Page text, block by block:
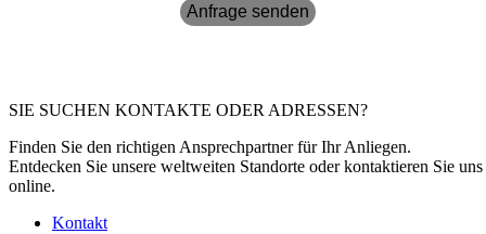
Anfrage senden
SIE SUCHEN KONTAKTE ODER ADRESSEN?
Finden Sie den richtigen Ansprechpartner für Ihr Anliegen.
Entdecken Sie unsere weltweiten Standorte oder kontaktieren Sie uns
online.
Kontakt